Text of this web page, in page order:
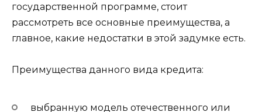
государственной программе, стоит
рассмотреть все основные преимущества, а
главное, какие недостатки в этой задумке есть.
Преимущества данного вида кредита:
выбранную модель отечественного или